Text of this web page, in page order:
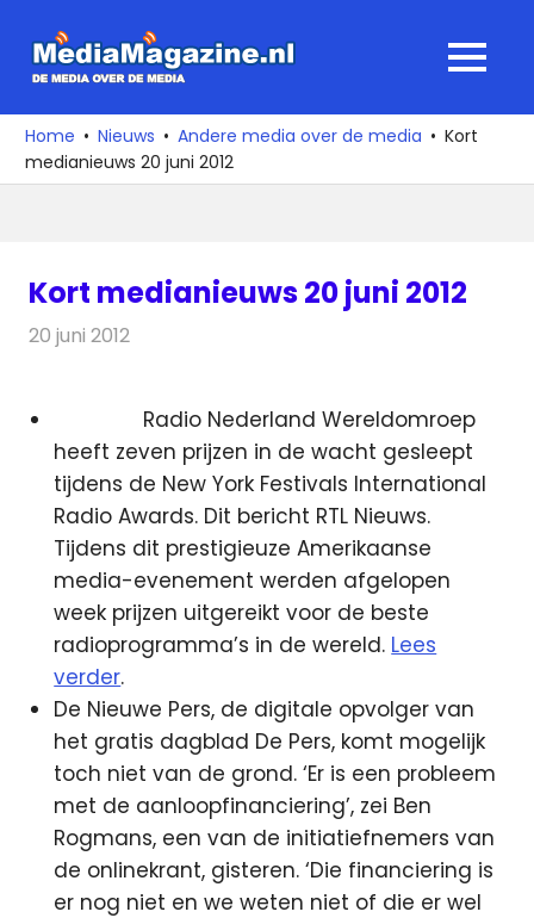
naar
media
over
de
MENU
Home Nieuws Andere media over de media
Kort
medianieuws 20 juni 2012
Kort medianieuws 20 juni 2012
20 juni 2012
Radio Nederland Wereldomroep
heeft zeven prijzen in de wacht gesleept
tijdens de New York Festivals International
Radio Awards. Dit bericht RTL Nieuws.
Tijdens dit prestigieuze Amerikaanse
media-evenement werden afgelopen
week prijzen uitgereikt voor de beste
radioprogramma’s in de wereld. Lees
verder.
De Nieuwe Pers, de digitale opvolger van
het gratis dagblad De Pers, komt mogelijk
toch niet van de grond. ‘Er is een probleem
met de aanloopfinanciering’, zei Ben
Rogmans, een van de initiatiefnemers van
de onlinekrant, gisteren. ‘Die financiering is
er nog niet en we weten niet of die er wel